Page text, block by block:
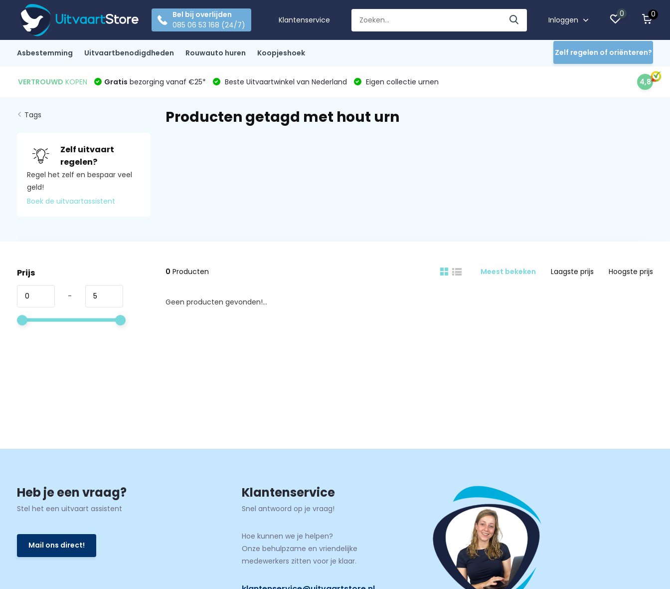
Bel bij overlijden
085 06 53 168 (24/7)
Klantenservice Inloggen
0 0
Asbestemming Uitvaartbenodigdheden Rouwauto huren Koopjeshoek Zelf regelen of oriënteren?
VERTROUWD KOPEN Gratis bezorging vanaf €25* Beste Uitvaartwinkel van Nederland Eigen collectie urnen 4,8
Tags
Zelf uitvaart
regelen?
Regel het zelf en bespaar veel
geld!
Boek de uitvaartassistent
Producten getagd met hout urn
Prijs
-
0 Producten Meest bekeken Laagste prijs Hoogste prijs
Geen producten gevonden!...
Heb je een vraag?
Stel het een uitvaart assistent
Mail ons direct!
Klantenservice
Snel antwoord op je vraag!
Hoe kunnen we je helpen?
Onze behulpzame en vriendelijke
medewerkers zitten voor je klaar.